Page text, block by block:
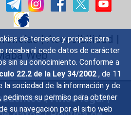
de terceros y propias para
recaba ni cede datos de carácter
sin su conocimiento. Conforme a
22.2 de la Ley 34/2002 , de 11
la sociedad de la información y de
su permiso para obtener
su navegación por el sitio web
|Accesibilidad |
Web
|Aviso legal|